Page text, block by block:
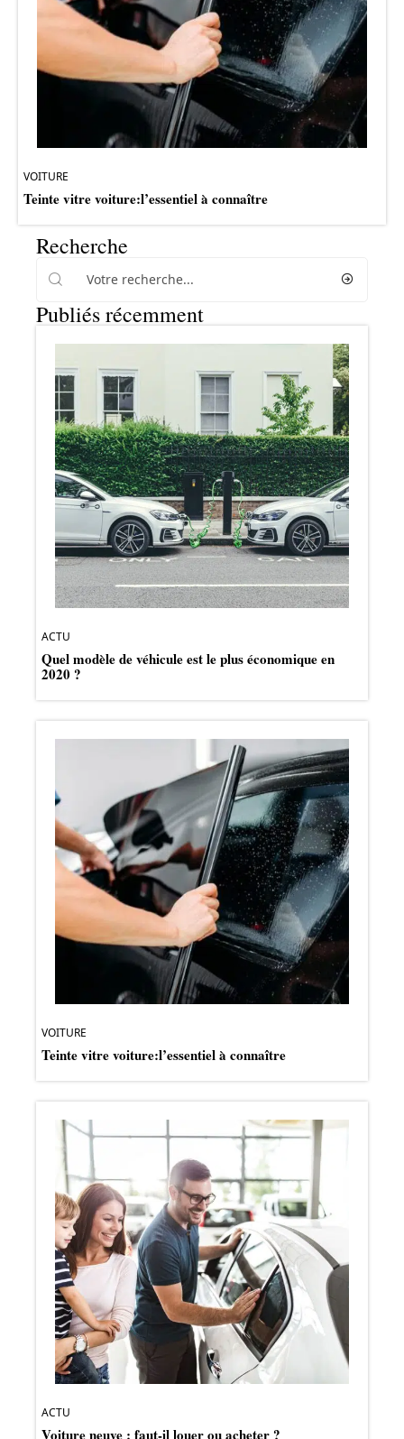
VOITURE
Teinte vitre voiture:l’essentiel à connaître
Recherche
Publiés récemment
ACTU
Quel modèle de véhicule est le plus économique en
2020 ?
VOITURE
Teinte vitre voiture:l’essentiel à connaître
ACTU
Voiture neuve : faut-il louer ou acheter ?